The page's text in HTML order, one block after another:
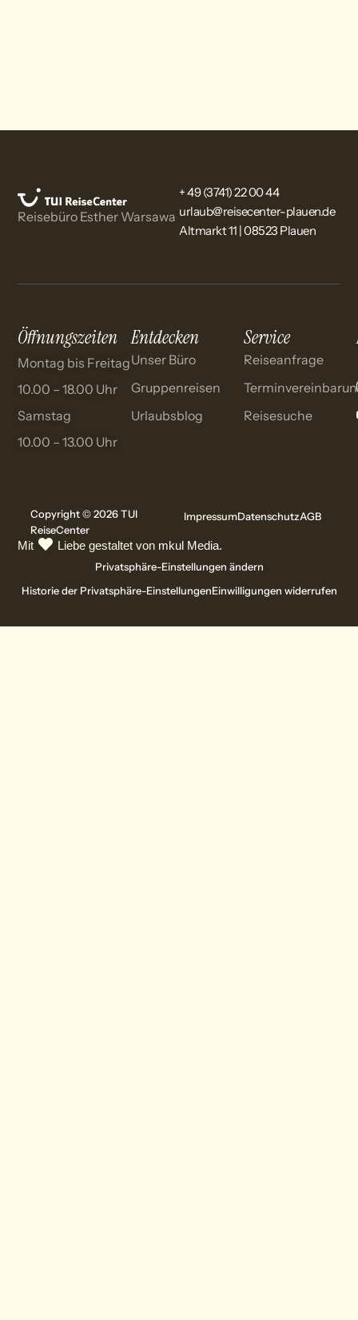
Reisebüro Esther Warsawa
+ 49 (3741) 22 00 44
urlaub@reisecenter-plauen.de
Altmarkt 11 | 08523 Plauen
Öffnungszeiten
Montag bis Freitag
10.00 – 18.00 Uhr
Samstag
10.00 – 13.00 Uhr
Entdecken
Unser Büro
Gruppenreisen
Urlaubsblog
Service
Reiseanfrage
Reisesuche
Copyright © 2026 TUI
ReiseCenter
ImpressumDatenschutzAGB
Mit Liebe gestaltet von mkul Media.
Privatsphäre-Einstellungen ändern
Historie der Privatsphäre-EinstellungenEinwilligungen widerrufen